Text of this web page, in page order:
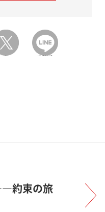
約束の旅